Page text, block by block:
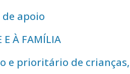
apoio
E À FAMÍLIA
e prioritário de crianças,